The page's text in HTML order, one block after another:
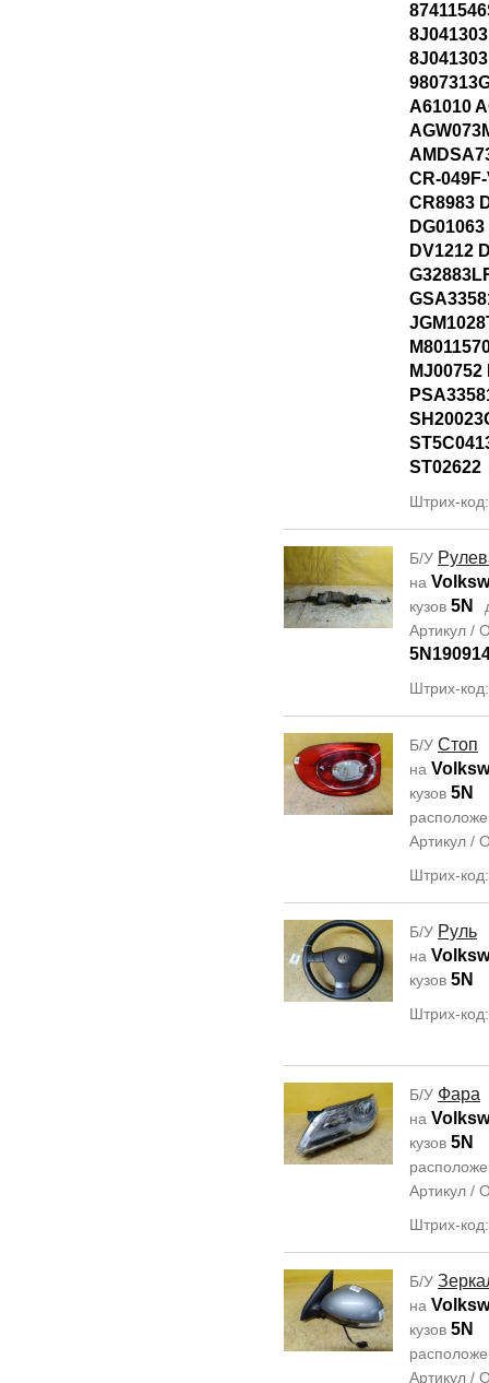
A61010
CR-
CR8983
DV1212
MJ00752
ST02622
Штрих-
Б/У
на
кузов 5N
Артикул /
Штрих-
Б/У Стоп
на
кузов 5N
Артикул /
Штрих-
Б/У Руль
на
кузов 5N
Штрих-
Б/У Фара
на
кузов 5N
Артикул /
Штрих-
Б/У
на
кузов 5N
Артикул /